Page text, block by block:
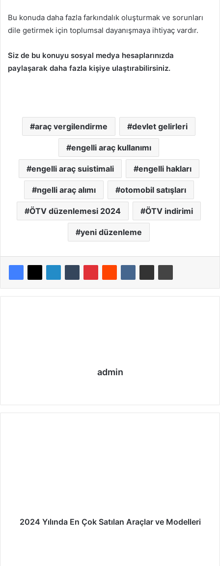
Bu konuda daha fazla farkındalık oluşturmak ve sorunları
dile getirmek için toplumsal dayanışmaya ihtiyaç vardır.
Siz de bu konuyu sosyal medya hesaplarınızda
paylaşarak daha fazla kişiye ulaştırabilirsiniz.
araç vergilendirme devlet gelirleri
engelli araç kullanımı
engelli araç suistimali engelli hakları
ngelli araç alımı otomobil satışları
ÖTV düzenlemesi 2024 ÖTV indirimi
yeni düzenleme
admin
sit bo
ra
2024 Yılında En Çok Satılan Araçlar ve Modelleri